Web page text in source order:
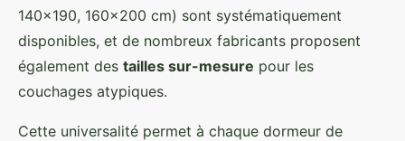
140x190, 160x200 cm) sont systématiquement
disponibles, et de nombreux fabricants proposent
également des tailles sur-mesure pour les
couchages atypiques.
Cette universalité permet à chaque dormeur de